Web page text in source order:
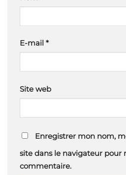
E-mail *
Site web
Enregistrer mon nom,
site dans le navigateur pour
commentaire.